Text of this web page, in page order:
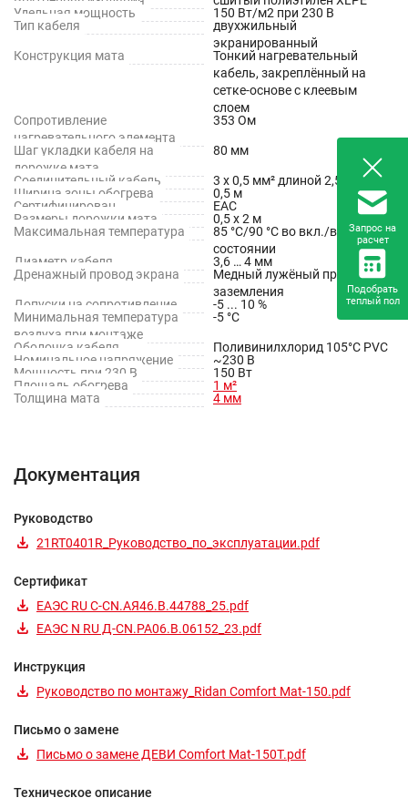
Удельная мощность
150 Вт/м2 при 230 В
Тип кабеля
двухжильный
экранированный
Конструкция мата
Тонкий нагревательный
кабель, закреплённый на
сетке-основе с клеевым
слоем
Сопротивление
нагревательного элемента
353 Ом
Шаг укладки кабеля на
дорожке мата
80 мм
Соединительный кабель
3 х 0,5 мм² длиной 2,5 м
Ширина зоны обогрева
0,5 м
Сертифицирован
EAC
Размеры дорожки мата
0,5 х 2 м
Максимальная температура
85 °С/90 °С во вкл./выкл.
состоянии
Диаметр кабеля
3,6 … 4 мм
Дренажный провод экрана
Медный лужёный провод
заземления
Допуски на сопротивление
-5 ... 10 %
Минимальная температура
воздуха при монтаже
-5 °С
Оболочка кабеля
Поливинилхлорид 105°С PVC
Номинальное напряжение
~230 В
Мощность при 230 В
150 Вт
Площадь обогрева
1 м²
Толщина мата
4 мм
Документация
Руководство
21RT0401R_Руководство_по_эксплуатации.pdf
Сертификат
ЕАЭС RU C-CN.АЯ46.В.44788_25.pdf
ЕАЭС N RU Д-CN.РА06.В.06152_23.pdf
Инструкция
Руководство по монтажу_Ridan Comfort Mat-150.pdf
Письмо о замене
Письмо о замене ДЕВИ Comfort Mat-150T.pdf
Техническое описание
Запрос на
расчет
Подобрать
теплый пол